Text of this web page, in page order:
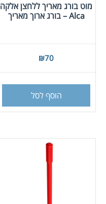
מוט בורג מאריך ללחצן אלקה
Alca – בורג ארוך מאריך
₪70
הוסף לסל